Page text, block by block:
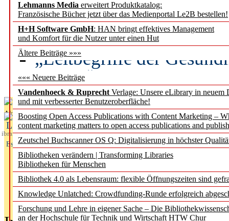
Lehmanns Media erweitert Produktkatalog:
Französische Bücher jetzt über das Medienportal Le2B bestellen!
H+H Software GmbH: HAN bringt effektives Management
und Komfort für die Nutzer unter einen Hut
Ältere Beiträge »»»
««« Neuere Beiträge
Vandenhoeck & Ruprecht Verlage: Unsere eLibrary in neuem
und mit verbesserter Benutzeroberfläche!
Boosting Open Access Publications with Content Marketing –
content marketing matters to open access publications and
Zeutschel Buchscanner OS Q: Digitalisierung in höchster
Bibliotheken verändern | Transforming Libraries
Bibliotheken für Menschen
Bibliothek 4.0 als Lebensraum: flexible Öffnungszeiten sind
Knowledge Unlatched: Crowdfunding-Runde erfolgreich
Forschung und Lehre in eigener Sache – Die
an der Hochschule für Technik und Wirtschaft HTW Chur
Künstliche Intelligenz
besser zu verstehen
„Leitbegriffe der
des BIÖG erscheinen
Aktuelles aus
L
ibrary
Essentials